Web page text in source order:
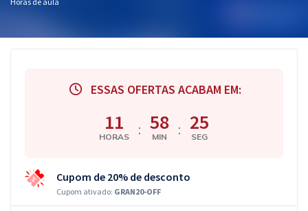
ESSAS OFERTAS ACABAM EM:
11
HORAS : 58
MIN : 24
SEG
Cupom de 20% de desconto
Cupom ativado: GRAN20-OFF